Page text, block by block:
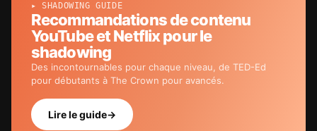
▸ SHADOWING GUIDE
Recommandations de contenu
YouTube et Netflix pour le
shadowing
Des incontournables pour chaque niveau, de TED-Ed
pour débutants à The Crown pour avancés.
Lire le guide→